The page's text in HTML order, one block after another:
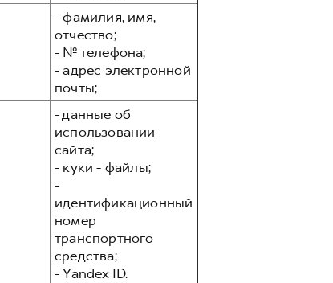
- фамилия, имя,
отчество;
- № телефона;
- адрес электронной
почты;
- данные об
использовании
сайта;
- куки - файлы;
-
идентификационный
номер
транспортного
средства;
- Yandex ID.